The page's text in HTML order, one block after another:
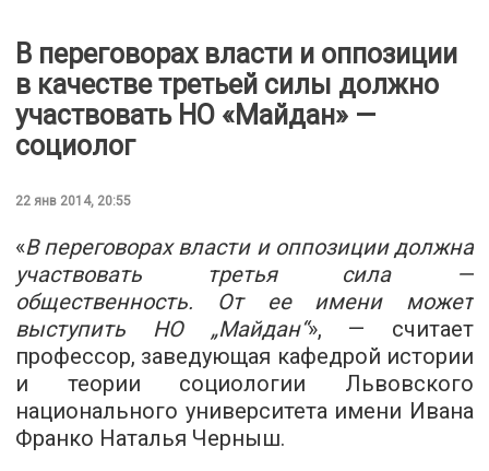
В переговорах власти и оппозиции
в качестве третьей силы должно
участвовать НО «Майдан» —
социолог
22 янв 2014, 20:55
«В переговорах власти и оппозиции должна
участвовать третья сила —
общественность. От ее имени может
выступить НО „Майдан“», — считает
профессор, заведующая кафедрой истории
и теории социологии Львовского
национального университета имени Ивана
Франко Наталья Черныш.